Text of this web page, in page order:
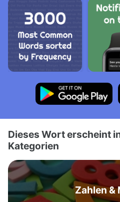
Dieses Wort erscheint
Kategorien
Zahlen &